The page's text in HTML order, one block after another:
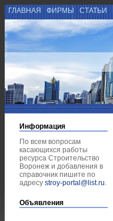
ГЛАВНАЯ ФИРМЫ СТАТЬИ
Информация
По всем вопросам
касающихся работы
ресурса Строительство
Воронеж и добавления в
справочник пишите по
адресу stroy-portal@list.ru.
Объявления